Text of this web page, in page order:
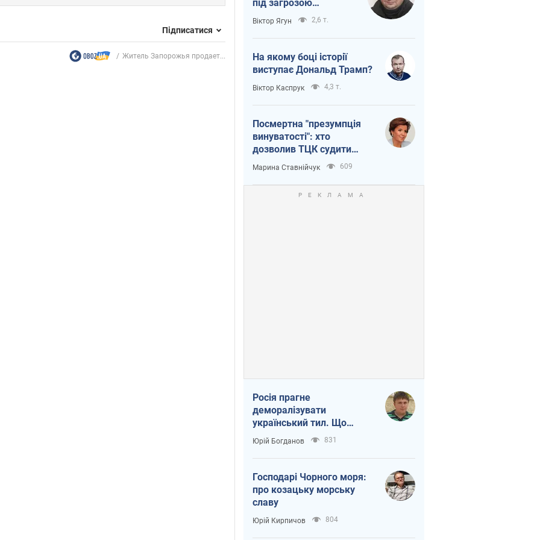
Підписатися
Житель Запорожья продает...
під загрозою
критична логістика
Віктор Ягун 2,6 т.
На якому боці історії
виступає Дональд Трамп?
Віктор Каспрук 4,3 т.
Посмертна "презумпція
винуватості": хто
дозволив ТЦК судити
загиблих захисників
Марина Ставнійчук 609
Росія прагне
деморалізувати
український тил. Що
варто собі нагадати
Юрій Богданов 831
Господарі Чорного моря:
про козацьку морську
славу
Юрій Кирпичов 804